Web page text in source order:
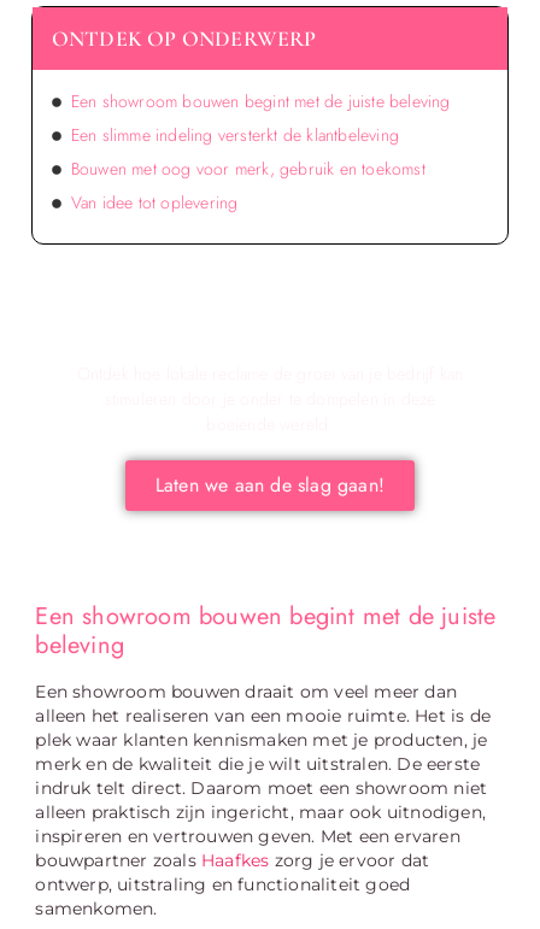
Een showroom bouwen begint met de juiste
beleving
Een showroom bouwen draait om veel meer dan
alleen het realiseren van een mooie ruimte. Het is de
plek waar klanten kennismaken met je producten, je
merk en de kwaliteit die je wilt uitstralen. De eerste
indruk telt direct. Daarom moet een showroom niet
alleen praktisch zijn ingericht, maar ook uitnodigen,
inspireren en vertrouwen geven. Met een ervaren
bouwpartner zoals Haafkes zorg je ervoor dat
ontwerp, uitstraling en functionaliteit goed
samenkomen.
ONTDEK OP ONDERWERP
Een showroom bouwen begint met de juiste beleving
Een slimme indeling versterkt de klantbeleving
Bouwen met oog voor merk, gebruik en toekomst
Van idee tot oplevering
Laten we aan de slag gaan!